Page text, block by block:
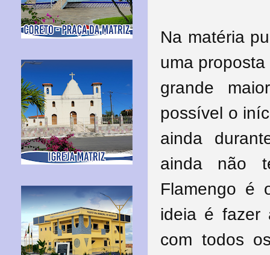
Na matéria
uma
grande
possível o
ainda
ainda não
Flamengo é
ideia é fazer
com todos